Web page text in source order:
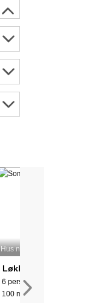
Hus nr: 63205
Løkken
6 personer, 100 m²
100 m til kyst.